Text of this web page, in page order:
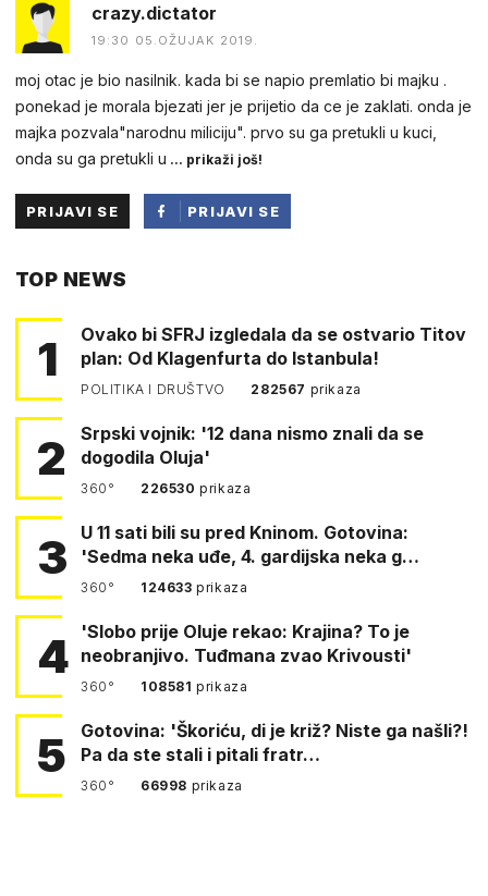
crazy.dictator
19:30 05.OŽUJAK 2019.
moj otac je bio nasilnik. kada bi se napio premlatio bi majku .
ponekad je morala bjezati jer je prijetio da ce je zaklati. onda je
majka pozvala"narodnu miliciju". prvo su ga pretukli u kuci,
onda su ga pretukli u ... prikaži još!
PRIJAVI SE
PRIJAVI SE
TOP NEWS
1
Ovako bi SFRJ izgledala da se ostvario Titov
plan: Od Klagenfurta do Istanbula!
POLITIKA I DRUŠTVO 282567 prikaza
2
Srpski vojnik: '12 dana nismo znali da se
dogodila Oluja'
360° 226530prikaza
3
U 11 sati bili su pred Kninom. Gotovina:
'Sedma neka uđe, 4. gardijska neka g…
360° 124633prikaza
4
'Slobo prije Oluje rekao: Krajina? To je
neobranjivo. Tuđmana zvao Krivousti'
360° 108581prikaza
5
Gotovina: 'Škoriću, di je križ? Niste ga našli?!
Pa da ste stali i pitali fratr…
360° 66998 prikaza